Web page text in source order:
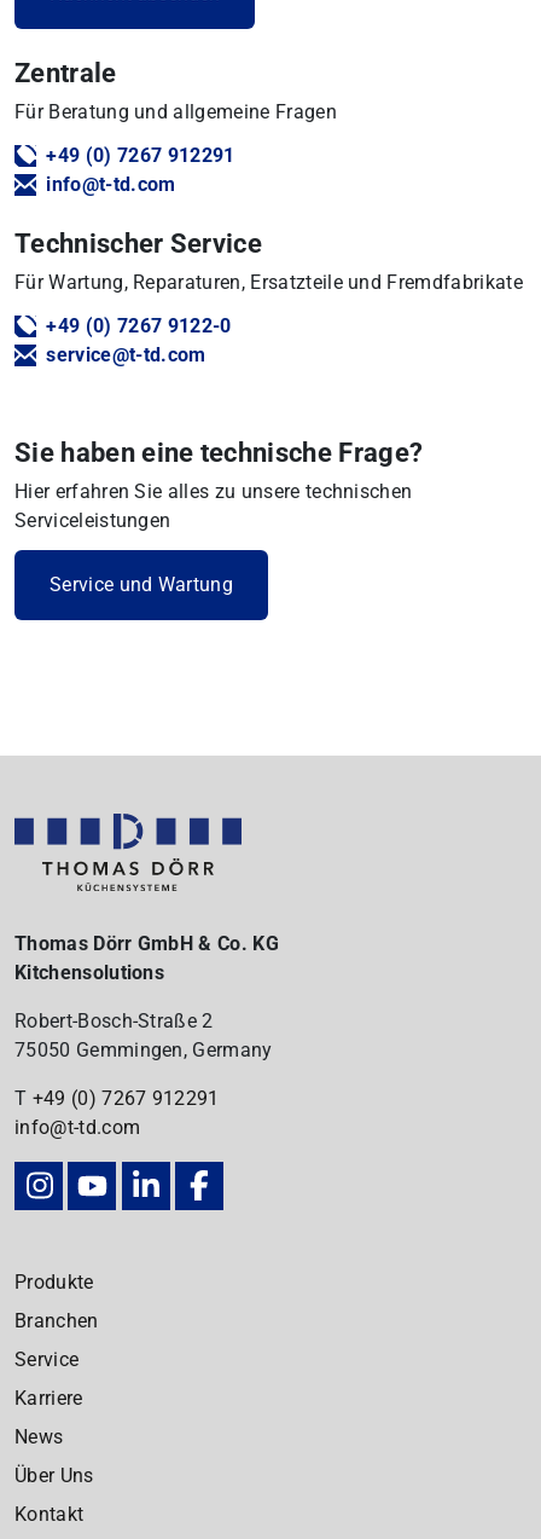
Zentrale
Für Beratung und allgemeine Fragen
+49 (0) 7267 912291
info@t-td.com
Technischer Service
Für Wartung, Reparaturen, Ersatzteile und Fremdfabrikate
+49 (0) 7267 9122-0
service@t-td.com
Sie haben eine technische Frage?
Hier erfahren Sie alles zu unsere technischen
Serviceleistungen
Service und Wartung
Thomas Dörr GmbH & Co. KG
Kitchensolutions
Robert-Bosch-Straße 2
75050 Gemmingen, Germany
T +49 (0) 7267 912291
info@t-td.com
Produkte
Branchen
Service
Karriere
News
Über Uns
Kontakt